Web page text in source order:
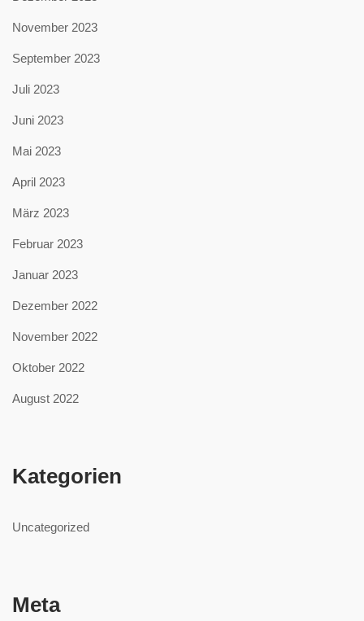
November 2023
September 2023
Juli 2023
Juni 2023
Mai 2023
April 2023
März 2023
Februar 2023
Januar 2023
Dezember 2022
November 2022
Oktober 2022
August 2022
Kategorien
Uncategorized
Meta